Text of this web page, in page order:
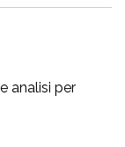
analisi per